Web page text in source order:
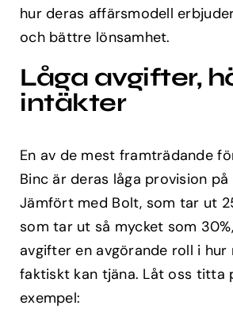
hur deras affärsmodell
och bättre lönsamhet.
Låga avgifter,
intäkter
En av de mest framträdande
Binc är deras låga provision på
Jämfört med Bolt, som tar ut
som tar ut så mycket som
avgifter en avgörande roll i
faktiskt kan tjäna. Låt oss titta
exempel: